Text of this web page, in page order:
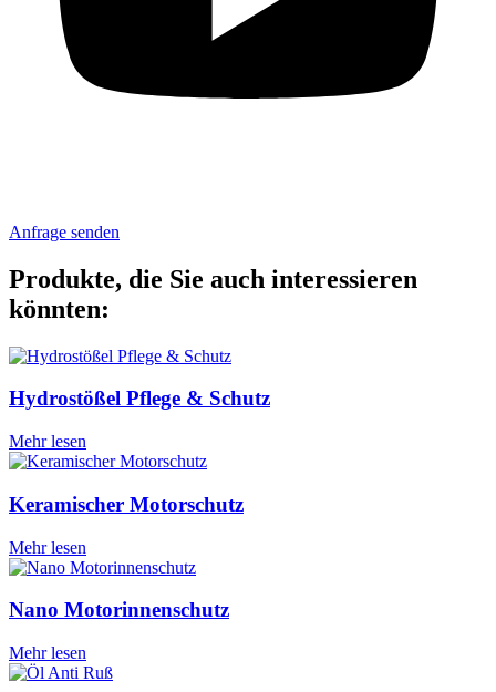
Anfrage senden
Produkte, die Sie auch interessieren
könnten:
Hydrostößel Pflege & Schutz
Mehr lesen
Keramischer Motorschutz
Mehr lesen
Nano Motorinnenschutz
Mehr lesen